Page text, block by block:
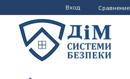
Перейти к основному контенту
Вход Сравнение